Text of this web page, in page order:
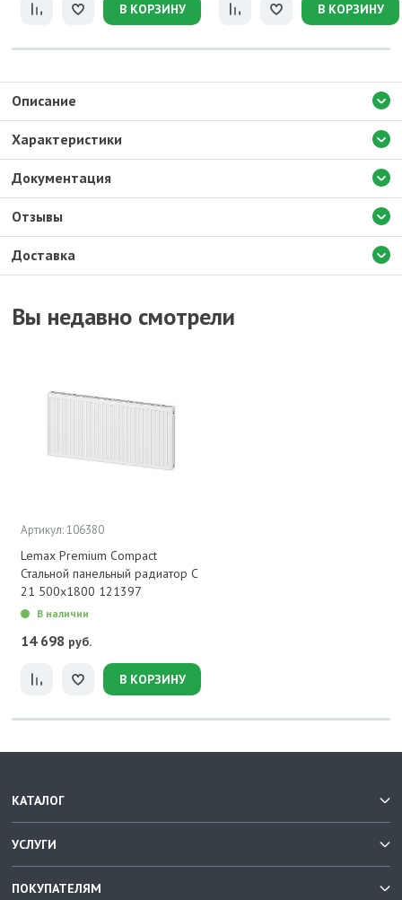
В КОРЗИНУ В КОРЗИНУ
Доставка
Описание
Характеристики
Документация
Отзывы
Вы недавно смотрели
Артикул: 106380
Lemax Premium Compact
Стальной панельный радиатор C
21 500х1800 121397
В наличии
14 698 руб.
В КОРЗИНУ
КАТАЛОГ
УСЛУГИ
ПОКУПАТЕЛЯМ